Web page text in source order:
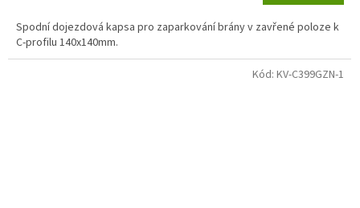
Spodní dojezdová kapsa pro zaparkování brány v zavřené poloze k
C-profilu 140x140mm.
Kód: KV-C399GZN-1